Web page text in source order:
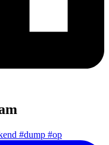
#dump #op